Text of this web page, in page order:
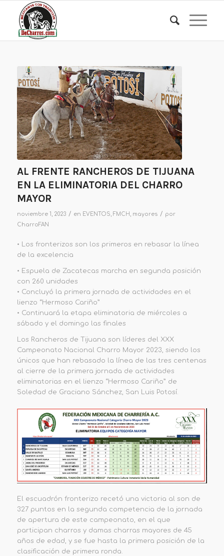
AL FRENTE RANCHEROS DE TIJUANA
EN LA ELIMINATORIA DEL CHARRO
MAYOR
noviembre 1, 2023 / en EVENTOS, FMCH , mayores / por
CharroFAN
• Los fronterizos son los primeros en rebasar la línea
de la excelencia
• Espuela de Zacatecas marcha en segunda posición
con 260 unidades
• Concluyó la primera jornada de actividades en el
lienzo “Hermoso Cariño”
• Continuará la etapa eliminatoria de miércoles a
sábado y el domingo las finales
Los Rancheros de Tijuana son líderes del XXX
Campeonato Nacional Charro Mayor 2023, siendo los
únicos que han rebasado la línea de las tres centenas
al cierre de la primera jornada de actividades
eliminatorias en el lienzo “Hermoso Cariño” de
Soledad de Graciano Sánchez, San Luis Potosí.
El escuadrón fronterizo recetó una victoria al son de
327 puntos en la segunda competencia de la jornada
de apertura de este campeonato, en el que
participan charros y damas charras mayores de 45
años de edad, y se fue hasta la primera posición de la
clasificación de primera ronda.